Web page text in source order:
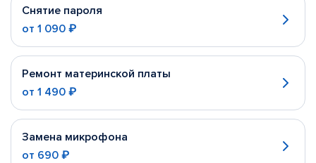
Снятие пароля
от 1 090 ₽
Ремонт материнской платы
от 1 490 ₽
Замена микрофона
от 690 ₽